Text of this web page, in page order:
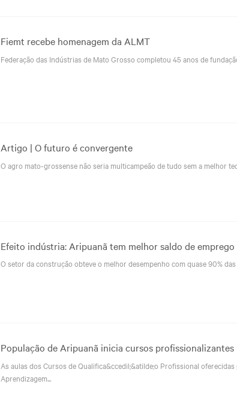
Fiemt recebe homenagem da ALMT
Federação das Indústrias de Mato Grosso completou 45 anos de
Artigo | O futuro é convergente
O agro mato-grossense não seria multicampeão de tudo sem a melhor
Efeito indústria: Aripuanã tem melhor saldo de emprego
O setor da construção obteve o melhor desempenho com quase 90% das
População de Aripuanã inicia cursos profissionalizantes
As aulas dos Cursos de Qualifica&ccedil;&atilde;o Profissional
Aprendizagem...